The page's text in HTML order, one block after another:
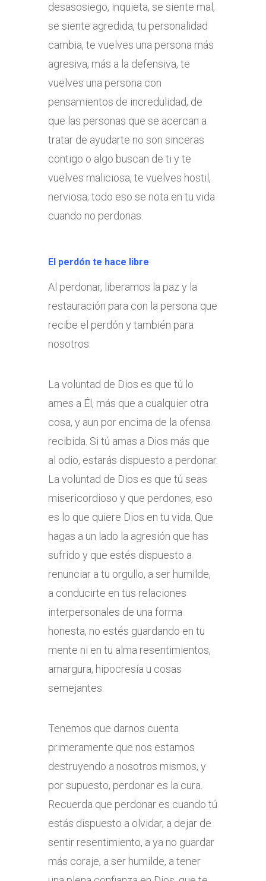
desasosiego, inquieta, se siente mal,
se siente agredida, tu personalidad
cambia, te vuelves una persona más
agresiva, más a la defensiva, te
vuelves una persona con
pensamientos de incredulidad, de
que las personas que se acercan a
tratar de ayudarte no son sinceras
contigo o algo buscan de ti y te
vuelves maliciosa, te vuelves hostil,
nerviosa; todo eso se nota en tu vida
cuando no perdonas.
El perdón te hace libre
Al perdonar, liberamos la paz y la
restauración para con la persona que
recibe el perdón y también para
nosotros.
La voluntad de Dios es que tú lo
ames a Él, más que a cualquier otra
cosa, y aun por encima de la ofensa
recibida. Si tú amas a Dios más que
al odio, estarás dispuesto a perdonar.
La voluntad de Dios es que tú seas
misericordioso y que perdones, eso
es lo que quiere Dios en tu vida. Que
hagas a un lado la agresión que has
sufrido y que estés dispuesto a
renunciar a tu orgullo, a ser humilde,
a conducirte en tus relaciones
interpersonales de una forma
honesta, no estés guardando en tu
mente ni en tu alma resentimientos,
amargura, hipocresía u cosas
semejantes.
Tenemos que darnos cuenta
primeramente que nos estamos
destruyendo a nosotros mismos, y
por supuesto, perdonar es la cura.
Recuerda que perdonar es cuando tú
estás dispuesto a olvidar, a dejar de
sentir resentimiento, a ya no guardar
más coraje, a ser humilde, a tener